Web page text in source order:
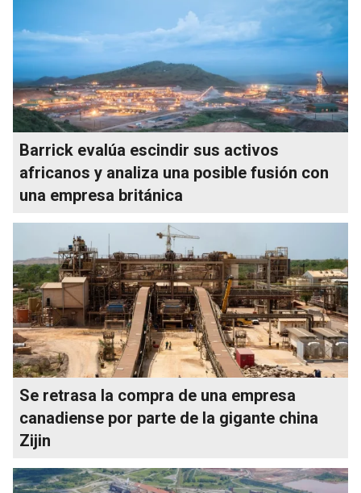
Barrick evalúa escindir sus activos
africanos y analiza una posible fusión con
una empresa británica
Se retrasa la compra de una empresa
canadiense por parte de la gigante china
Zijin